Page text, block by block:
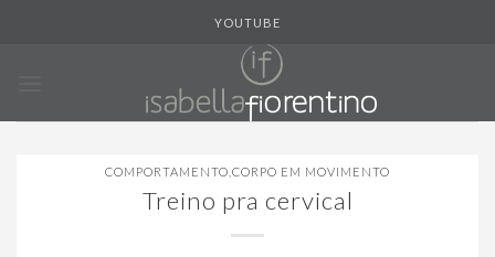
YOUTUBE
COMPORTAMENTO CORPO EM MOVIMENTO
Treino pra cervical